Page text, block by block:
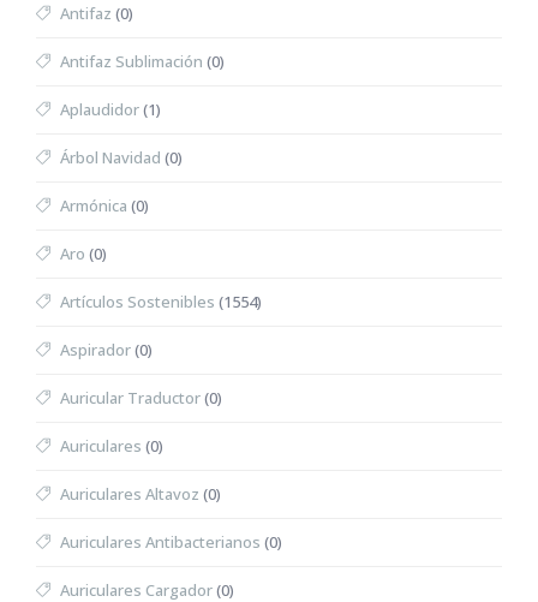
Antifaz (0)
Antifaz Sublimación (0)
Aplaudidor(1)
Árbol Navidad (0)
Armónica (0)
Aro (0)
Artículos Sostenibles (1554)
Aspirador(0)
Auricular Traductor(0)
Auriculares (0)
Auriculares Altavoz (0)
Auriculares Antibacterianos (0)
Auriculares Cargador(0)